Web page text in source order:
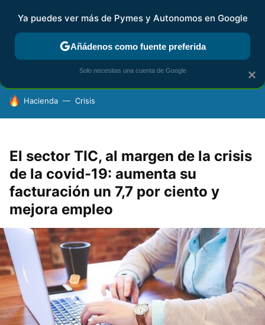
FISCALIDAD Y CONTABILIDAD KIT DIGITAL RENTA
HOY SE HABLA DE
Hacienda Crisis
El sector TIC, al margen de la crisis
de la covid-19: aumenta su
facturación un 7,7 por ciento y
mejora empleo
×
Ya puedes ver más de Pymes y Autonomos en Google
Añádenos como fuente preferida
Solo necesitas una cuenta de Google